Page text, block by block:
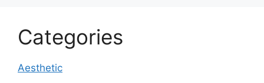
Categories
Aesthetic